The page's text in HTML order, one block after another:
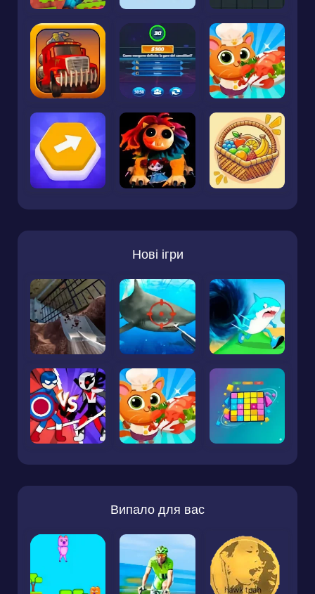
Нові ігри
Випало для вас